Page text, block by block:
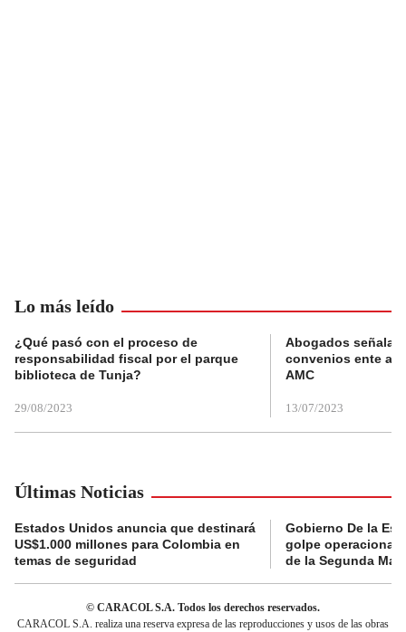
Lo más leído
¿Qué pasó con el proceso de
responsabilidad fiscal por el parque
biblioteca de Tunja?
29/08/2023
Abogados
convenios ente
AMC
13/07/2023
Últimas Noticias
Estados Unidos anuncia que destinará
US$1.000 millones para Colombia en
temas de seguridad
Gobierno De la
golpe
de la Segunda
© CARACOL S.A. Todos los derechos reservados.
CARACOL S.A. realiza una reserva expresa de las reproducciones y usos de las obras